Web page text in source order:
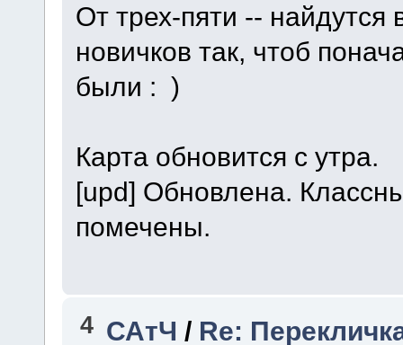
От трех-пяти -- найдутся
новичков так, чтоб
были : )
Карта обновится с утра.
[upd] Обновлена.
помечены.
4 САтЧ / Re: